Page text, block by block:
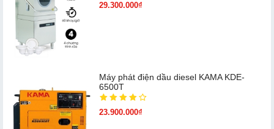
29.300.000₫
Máy phát điện dầu diesel KAMA KDE-
6500T
23.900.000₫